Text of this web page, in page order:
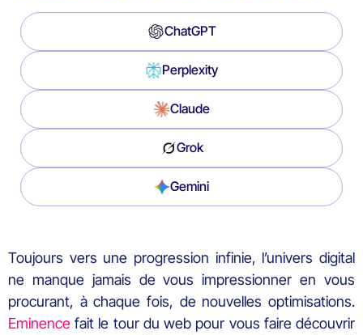
ChatGPT
Perplexity
Claude
Grok
Gemini
Toujours vers une progression infinie, l’univers digital
ne manque jamais de vous impressionner en vous
procurant, à chaque fois, de nouvelles optimisations.
Eminence fait le tour du web pour vous faire découvrir